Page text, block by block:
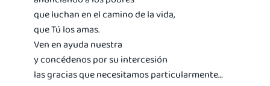
que luchan en el camino de la vida,
que Tú los amas.
Ven en ayuda nuestra
y concédenos por su intercesión
las gracias que necesitamos particularmente…